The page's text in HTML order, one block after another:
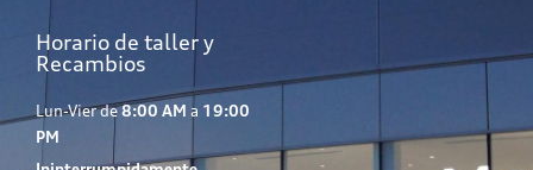
Horario de taller y
Recambios
Lun-Vier de8:00 AM a 19:00
PM